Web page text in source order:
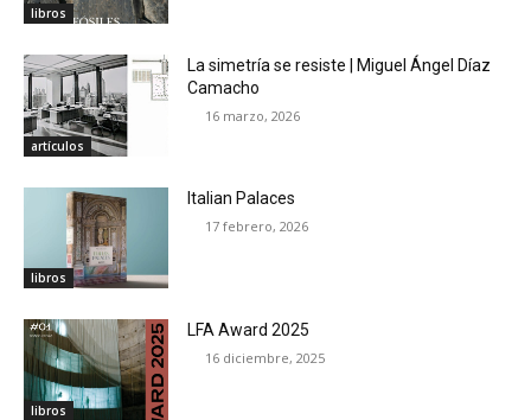
libros
artículos
La simetría se resiste | Miguel Ángel Díaz
Camacho
16 marzo, 2026
libros
Italian Palaces
17 febrero, 2026
libros
LFA Award 2025
16 diciembre, 2025